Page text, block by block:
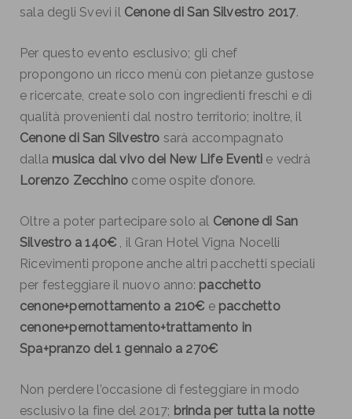
sala degli Svevi il Cenone di San Silvestro 2017.
Per questo evento esclusivo; gli chef
propongono un ricco menù con pietanze gustose
e ricercate, create solo con ingredienti freschi e di
qualità provenienti dal nostro territorio; inoltre, il
Cenone di San Silvestro sarà accompagnato
dalla musica dal vivo dei New Life Eventi e vedrà
Lorenzo Zecchino come ospite d’onore.
Oltre a poter partecipare solo al Cenone di San
Silvestro a 140€ , il Gran Hotel Vigna Nocelli
Ricevimenti propone anche altri pacchetti speciali
per festeggiare il nuovo anno: pacchetto
cenone+pernottamento a 210€ e pacchetto
cenone+pernottamento+trattamento in
Spa+pranzo del 1 gennaio a 270€
Non perdere l’occasione di festeggiare in modo
esclusivo la fine del 2017; brinda per tutta la notte